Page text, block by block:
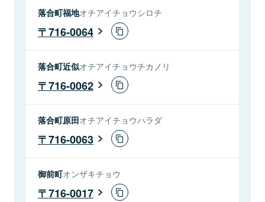
落合町福地オチアイチョウシロチ
716-0064
落合町近似オチアイチョウチカノリ
716-0062
落合町原田オチアイチョウハラダ
716-0063
御前町オンザキチョウ
716-0017